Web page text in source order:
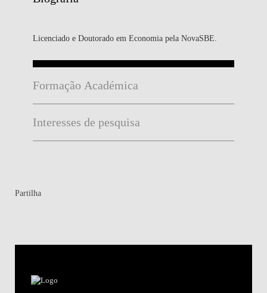
Licenciado e Doutorado em Economia pela NovaSBE.
Formação Académica
Interesses de pesquisa
Partilha